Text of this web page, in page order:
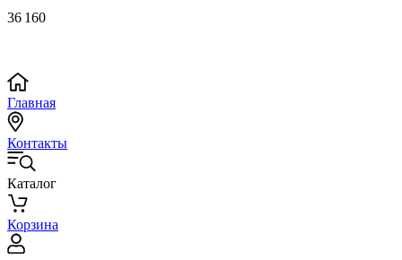
36 160
Главная
Контакты
Каталог
Корзина